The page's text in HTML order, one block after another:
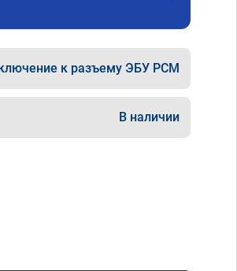
к разъему ЭБУ PCM
В наличии